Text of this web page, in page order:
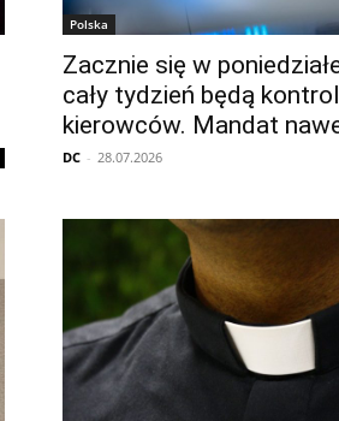
Polska
Zacznie się w
cały tydzień będą
kierowców. Mandat
DC - 28.07.2026